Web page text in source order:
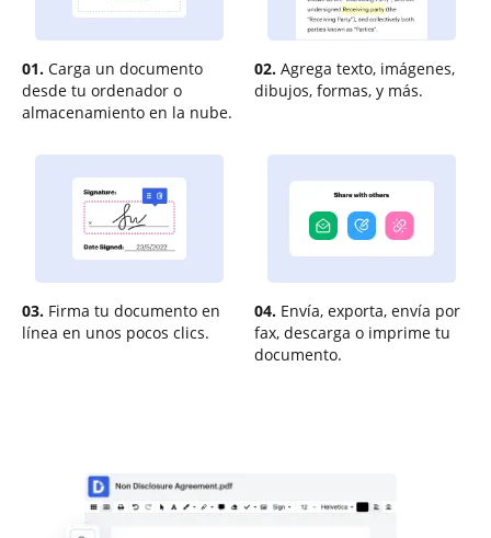
01. Carga un documento
desde tu ordenador o
almacenamiento en la nube.
02. Agrega texto, imágenes,
dibujos, formas, y más.
03. Firma tu documento en
línea en unos pocos clics.
04. Envía, exporta, envía por
fax, descarga o imprime tu
documento.